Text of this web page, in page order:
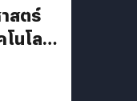
สตร์
นโลยี